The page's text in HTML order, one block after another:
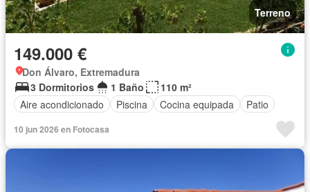
Terreno
149.000 €
Don Álvaro, Extremadura
3 Dormitorios
1 Baño
110 m²
Aire acondicionado
Piscina Cocina equipada Patio
10 jun 2026 en Fotocasa